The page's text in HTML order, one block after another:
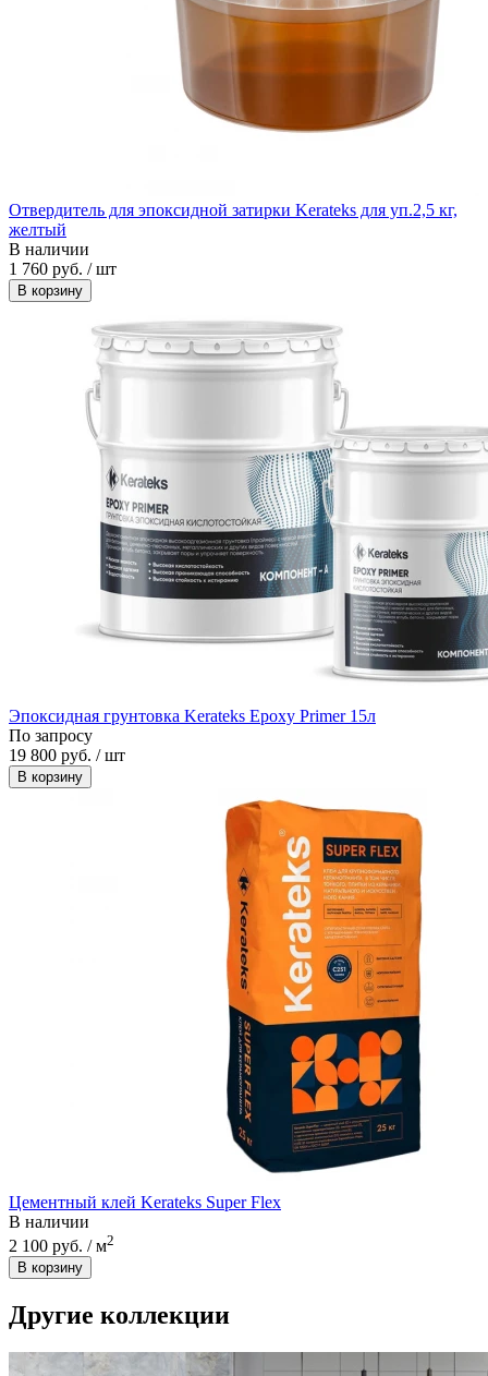
Отвердитель для эпоксидной затирки Kerateks для уп.2,5 кг,
желтый
В наличии
1 760 руб. / шт
В корзину
Эпоксидная грунтовка Kerateks Epoxy Primer 15л
По запросу
19 800 руб. / шт
В корзину
Цементный клей Kerateks Super Flex
В наличии
2 100 руб. / м2
В корзину
Другие коллекции